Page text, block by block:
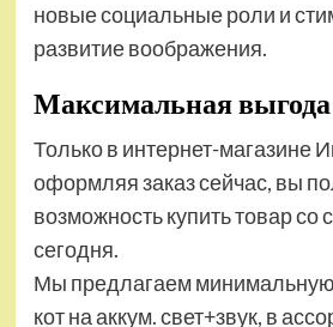
новые социальные роли и
развитие воображения.
Максимальная
Только в интернет-магазине
оформляя заказ сейчас, вы
возможность купить товар со
сегодня.
Мы предлагаем минимальную
кот на аккум. свет+звук, в